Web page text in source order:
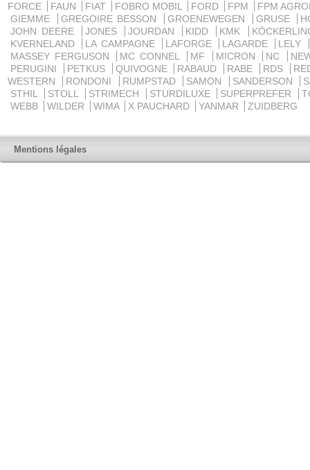
FORCE
FAUN FIAT FOBRO MOBIL FORD FPM
FPM
GIEMME
GREGOIRE BESSON GROENEWEGEN GRUSE
JOHN DEERE
JONES JOURDAN KIDD KMK
KVERNELAND
LA CAMPAGNE LAFORGE LAGARDE
LELY
MASSEY FERGUSON
MC CONNEL MF MICRON NC
PERUGINI
PETKUS QUIVOGNE RABAUD RABE RDS
WESTERN
RONDONI RUMPSTAD SAMON SANDERSON
STHIL
STOLL STRIMECH STURDILUXE SUPERPREFER
WEBB
WILDER WIMA X PAUCHARD YANMAR ZUIDBERG
Mentions légales